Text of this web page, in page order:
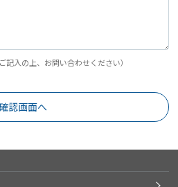
記入の上、お問い合わせください）